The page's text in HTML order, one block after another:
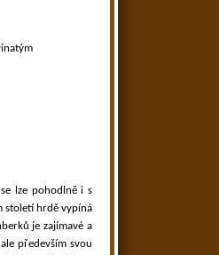
lze pohodlně i s
století hrdě vypíná
je zajímavé a
především svou